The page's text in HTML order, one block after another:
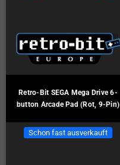
Retro-Bit SEGA Mega Drive 6-
button Arcade Pad (Rot, 9-Pin)
Schon fast ausverkauft